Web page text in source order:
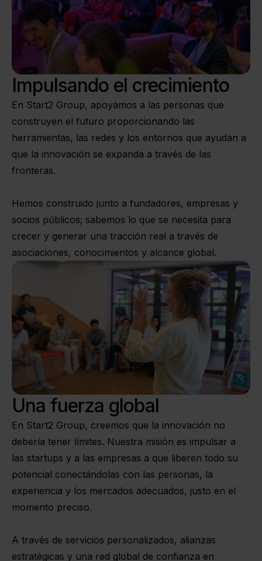
Impulsando el crecimiento
En Start2 Group, apoyamos a las personas que
construyen el futuro proporcionando las
herramientas, las redes y los entornos que ayudan a
que la innovación se expanda a través de las
fronteras.
Hemos construido junto a fundadores, empresas y
socios públicos; sabemos lo que se necesita para
crecer y generar una tracción real a través de
asociaciones, conocimientos y alcance global.
Una fuerza global
En Start2 Group, creemos que la innovación no
debería tener límites. Nuestra misión es impulsar a
las startups y a las empresas a que liberen todo su
potencial conectándolas con las personas, la
experiencia y los mercados adecuados, justo en el
momento preciso.
A través de servicios personalizados, alianzas
estratégicas y una red global de confianza en